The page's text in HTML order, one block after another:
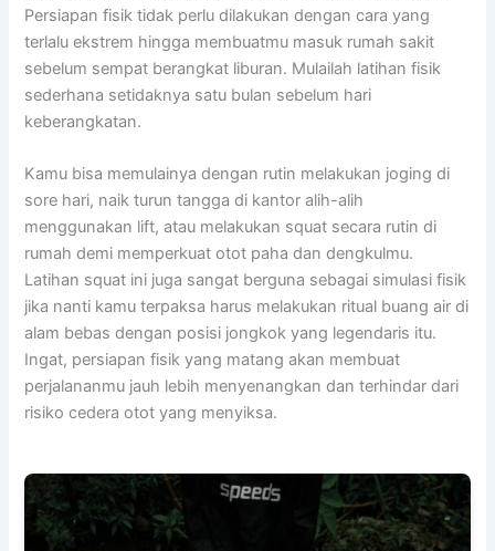
Persiapan fisik tidak perlu dilakukan dengan cara yang
terlalu ekstrem hingga membuatmu masuk rumah sakit
sebelum sempat berangkat liburan. Mulailah latihan fisik
sederhana setidaknya satu bulan sebelum hari
keberangkatan.
Kamu bisa memulainya dengan rutin melakukan joging di
sore hari, naik turun tangga di kantor alih-alih
menggunakan lift, atau melakukan squat secara rutin di
rumah demi memperkuat otot paha dan dengkulmu.
Latihan squat ini juga sangat berguna sebagai simulasi fisik
jika nanti kamu terpaksa harus melakukan ritual buang air di
alam bebas dengan posisi jongkok yang legendaris itu.
Ingat, persiapan fisik yang matang akan membuat
perjalananmu jauh lebih menyenangkan dan terhindar dari
risiko cedera otot yang menyiksa.